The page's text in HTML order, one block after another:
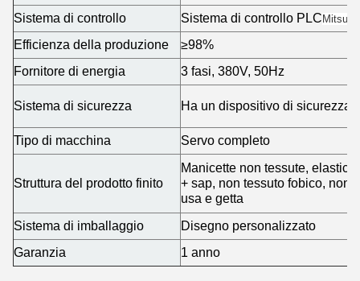
Sistema di controllo
Sistema di controllo PLC
Efficienza della produzione
≥98%
Fornitore di energia
3 fasi, 380V, 50Hz
Sistema di sicurezza Ha un dispositivo di sicurezza
Tipo di macchina Servo completo
Struttura del prodotto finito
Manicette non tessute,
+ sap, non tessuto fobico, non
usa e getta
Sistema di imballaggio
Disegno personalizzato
Garanzia
1 anno